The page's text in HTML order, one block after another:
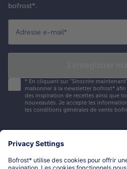
bofrost*.
Adresse e-mail*
* En cliquant sur "Sinscrire
mabonner à la newsletter bofrost*
des inspiration de recettes ainsi que
nouveautés. Je accepte les
les conditions générales de vente
Mon compte bofrost*